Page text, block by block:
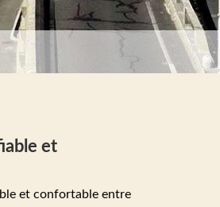
et
et confortable entre